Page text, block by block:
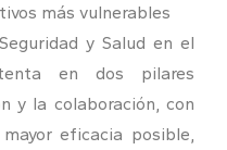
más vulnerables
y Salud en el
en dos pilares
y la colaboración, con
eficacia posible,